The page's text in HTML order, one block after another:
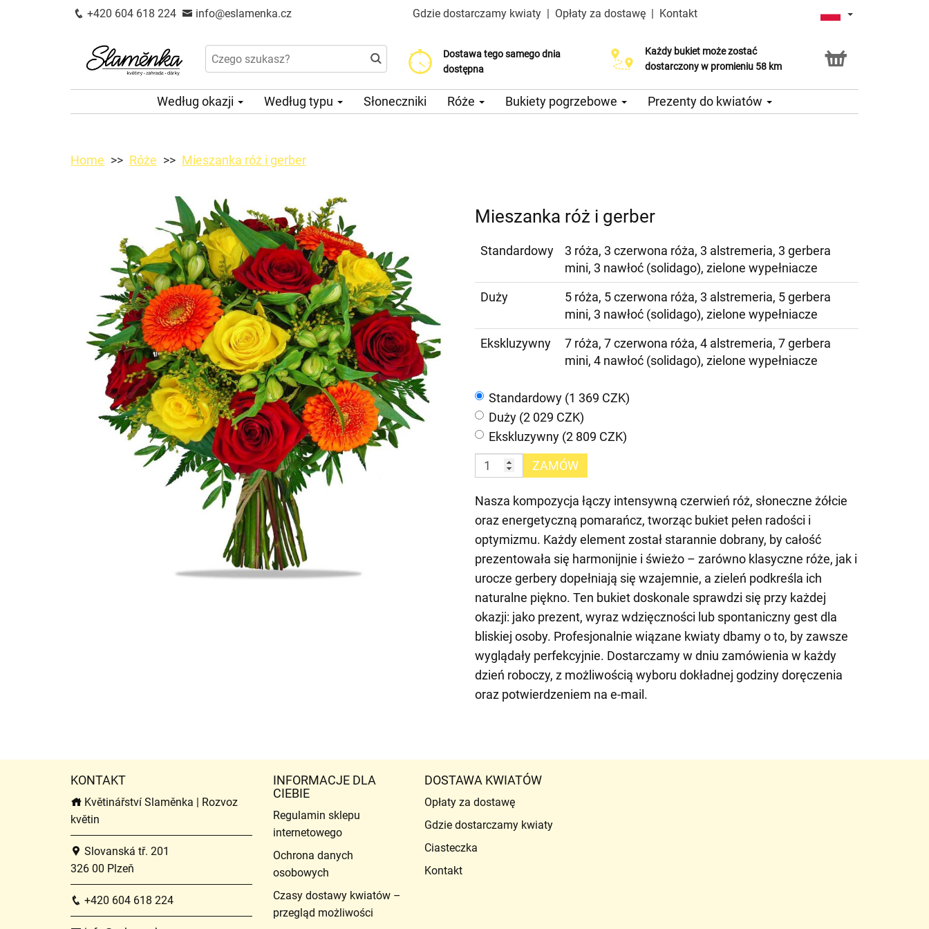
+420 604 618 224 info@eslamenka.cz Gdzie dostarczamy kwiaty | Opłaty za dostawę | Kontakt
Dostawa tego samego dnia
dostępna
Koszt dostawy już od 200 CZK
Wybierz datę dostawy
Każdy bukiet może zostać
dostarczony w promieniu 58 km
Według okazji Według typu Słoneczniki Róże Bukiety pogrzebowe Prezenty do kwiatów
Home Róże Mieszanka róż i gerber
Mieszanka róż i gerber
Standardowy
3 róża, 3 czerwona róża, 3 alstremeria, 3 gerbera
mini, 3 nawłoć (solidago), zielone wypełniacze
Duży
5 róża, 5 czerwona róża, 3 alstremeria, 5 gerbera
mini, 3 nawłoć (solidago), zielone wypełniacze
Ekskluzywny
7 róża, 7 czerwona róża, 4 alstremeria, 7 gerbera
mini, 4 nawłoć (solidago), zielone wypełniacze
Standardowy (1 369 CZK)
Duży (2 029 CZK)
Ekskluzywny (2 809 CZK)
ZAMÓW
Nasza kompozycja łączy intensywną czerwień róż, słoneczne żółcie
oraz energetyczną pomarańcz, tworząc bukiet pełen radości i
optymizmu. Każdy element został starannie dobrany, by całość
prezentowała się harmonijnie i świeżo – zarówno klasyczne róże, jak i
urocze gerbery dopełniają się wzajemnie, a zieleń podkreśla ich
naturalne piękno. Ten bukiet doskonale sprawdzi się przy każdej
okazji: jako prezent, wyraz wdzięczności lub spontaniczny gest dla
bliskiej osoby. Profesjonalnie wiązane kwiaty dbamy o to, by zawsze
wyglądały perfekcyjnie. Dostarczamy w dniu zamówienia w każdy
dzień roboczy, z możliwością wyboru dokładnej godziny doręczenia
oraz potwierdzeniem na e-mail.
KONTAKT
Květinářství Slaměnka | Rozvoz
květin
Slovanská tř. 201
326 00 Plzeň
+420 604 618 224
INFORMACJE DLA
CIEBIE
Regulamin sklepu
internetowego
Ochrona danych
osobowych
Czasy dostawy kwiatów –
przegląd możliwości
DOSTAWA KWIATÓW
Opłaty za dostawę
Gdzie dostarczamy kwiaty
Ciasteczka
Kontakt